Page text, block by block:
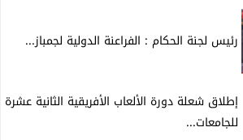
رئيس لجنة الحكام : الفراعنة الدولية لجمباز...
إطلاق شعلة دورة الألعاب الأفريقية الثانية عشرة
للجامعات...